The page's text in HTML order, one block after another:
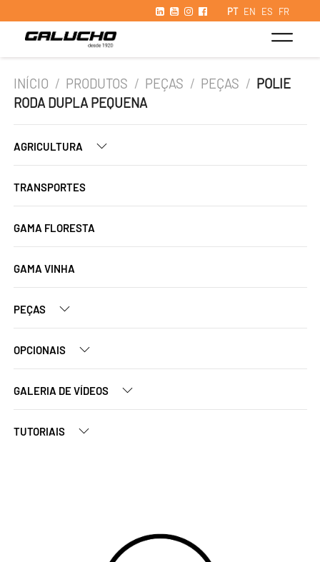
PT EN ES FR
INÍCIO / PRODUTOS / PEÇAS / PEÇAS / POLIE
RODA DUPLA PEQUENA
AGRICULTURA
TRANSPORTES
GAMA FLORESTA
GAMA VINHA
PEÇAS
OPCIONAIS
GALERIA DE VÍDEOS
TUTORIAIS